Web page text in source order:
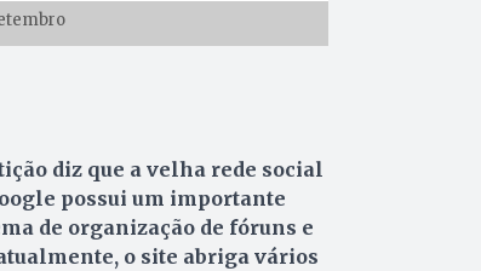
diz que a velha rede social
possui um importante
de organização de fóruns e
o site abriga vários